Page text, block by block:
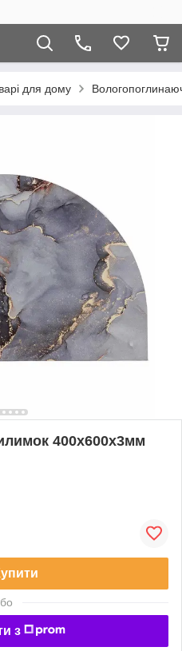
для дому
400х600х3мм
з